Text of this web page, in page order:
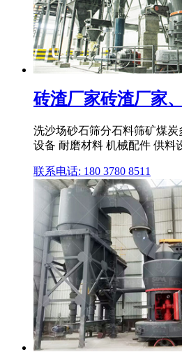
砖渣厂家砖渣厂家
洗沙场砂石筛分石料筛矿煤
设备 耐磨材料 机械配件 供料
联系电话: 180 3780 8511